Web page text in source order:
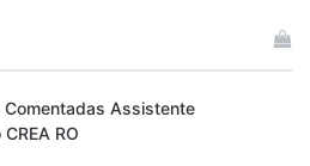
Assistente
RO